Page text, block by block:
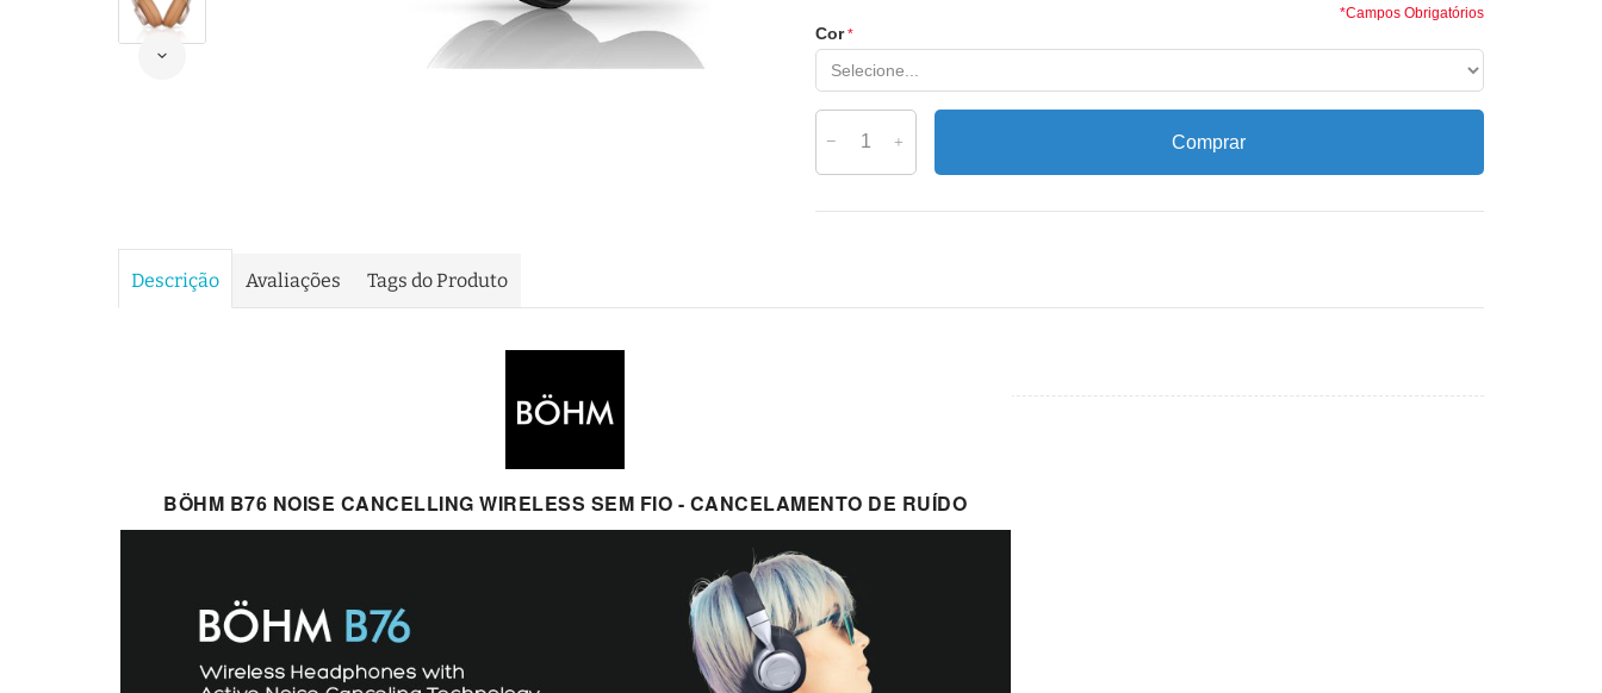
Cor
*Campos Obrigatórios
Comprar
Descrição Avaliações Tags do Produto
BÖHM B76 NOISE CANCELLING WIRELESS SEM FIO - CANCELAMENTO DE RUÍDO